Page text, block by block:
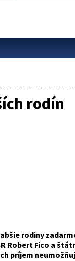
rodín
rodiny
Robert Fico a
príjem